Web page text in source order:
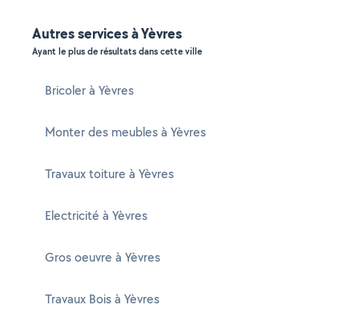
Autres services à Yèvres
Ayant le plus de résultats dans cette ville
Bricoler à Yèvres
Monter des meubles à Yèvres
Travaux toiture à Yèvres
Electricité à Yèvres
Gros oeuvre à Yèvres
Travaux Bois à Yèvres